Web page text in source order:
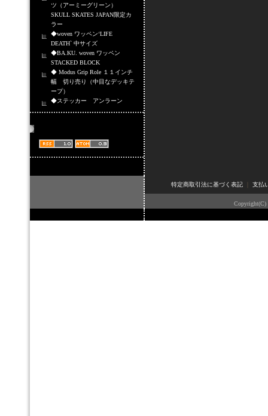
ツ（アーミーグリーン）
SKULL SKATES JAPAN限定カ
ラー
◆woven ワッペン‘LIFE
DEATH` 中サイズ
◆BA.KU. woven ワッペン
STACKED BLOCK
◆ Modus Grip Role １１インチ
幅 切り売り（中目なデッキテ
ープ）
◆ステッカー アンラーン
特定商取引法に基づく表記｜ 支払
Copyright(C)